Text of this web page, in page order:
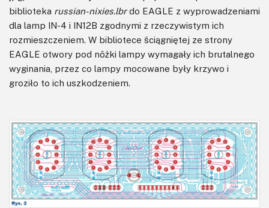
biblioteka russian-nixies.lbrdo EAGLE z wyprowadzeniami
dla lamp IN-4 i IN12B zgodnymi z rzeczywistym ich
rozmieszczeniem. W bibliotece ściągniętej ze strony
EAGLE otwory pod nóżki lampy wymagały ich brutalnego
wyginania, przez co lampy mocowane były krzywo i
groziło to ich uszkodzeniem.